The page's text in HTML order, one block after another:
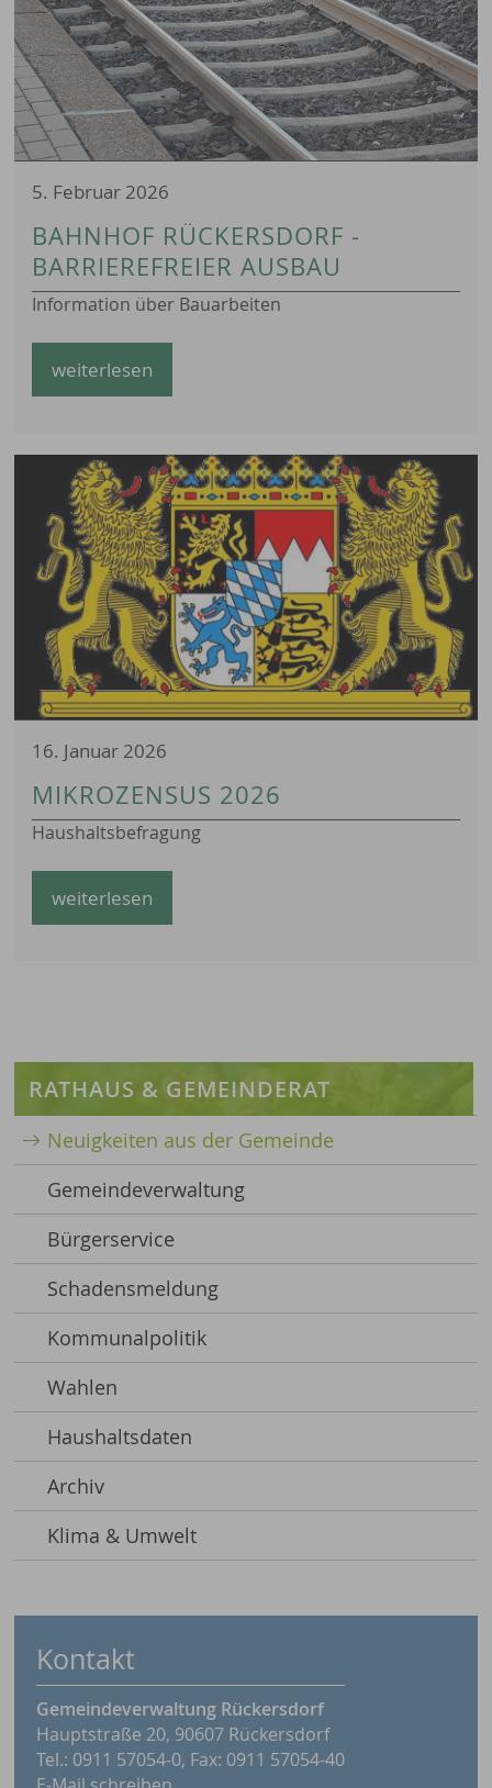
5. Februar 2026
BAHNHOF RÜCKERSDORF -
BARRIEREFREIER AUSBAU
Information über Bauarbeiten
weiterlesen
16. Januar 2026
MIKROZENSUS 2026
Haushaltsbefragung
weiterlesen
RATHAUS & GEMEINDERAT
Neuigkeiten aus der Gemeinde
Gemeindeverwaltung
Bürgerservice
Schadensmeldung
Kommunalpolitik
Wahlen
Haushaltsdaten
Archiv
Klima & Umwelt
Kontakt
Gemeindeverwaltung Rückersdorf
Hauptstraße 20, 90607 Rückersdorf
Tel.: 0911 57054-0, Fax: 0911 57054-40